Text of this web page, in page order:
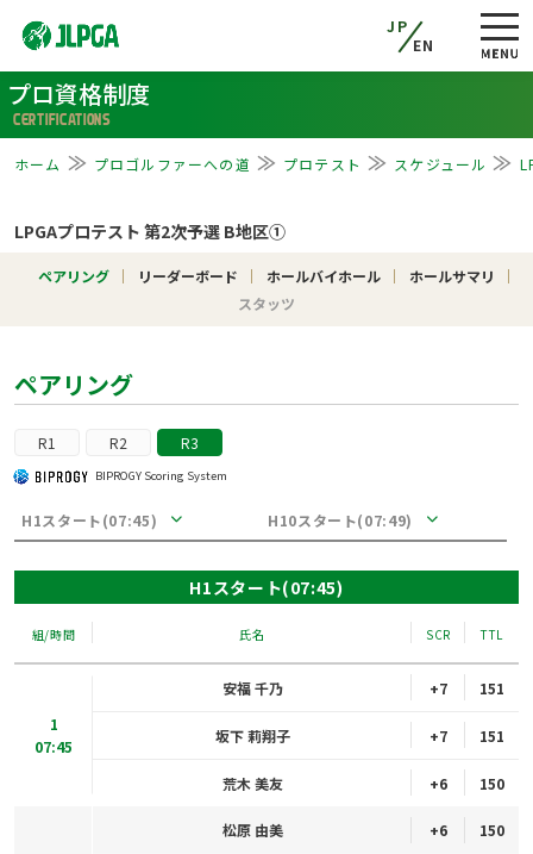
JP
EN
プロ資格制度
CERTIFICATIONS
ホーム プロゴルファーへの道 プロテスト スケジュール
LPGAプロテスト 第2次予選 B地区①
ペアリング リーダーボード ホールバイホール
ホールサマリ
スタッツ
ペアリング
R1 R2 R3
BIPROGY Scoring System
H1スタート(07:45) H10スタート(07:49)
H1スタート(07:45)
組/時間 氏名 SCR TTL
1
07:45
安福 千乃 +7 151
坂下 莉翔子 +7 151
荒木 美友 +6 150
松原 由美 +6 150